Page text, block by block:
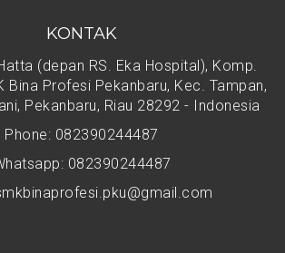
KONTAK
(depan RS. Eka Hospital), Komp.
Bina Profesi Pekanbaru, Kec. Tampan,
Pekanbaru, Riau 28292 - Indonesia
Phone: 082390244487
082390244487